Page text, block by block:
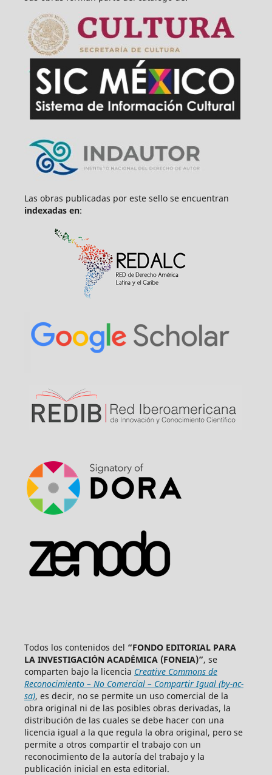
Las obras publicadas por este sello se encuentran
indexadas en:
Todos los contenidos del “FONDO EDITORIAL PARA
LA INVESTIGACIÓN ACADÉMICA (FONEIA)”, se
comparten bajo la licencia Creative Commons de
Reconocimiento – No Comercial – Compartir Igual (by-nc-
sa), es decir, no se permite un uso comercial de la
obra original ni de las posibles obras derivadas, la
distribución de las cuales se debe hacer con una
licencia igual a la que regula la obra original, pero se
permite a otros compartir el trabajo con un
reconocimiento de la autoría del trabajo y la
publicación inicial en esta editorial.